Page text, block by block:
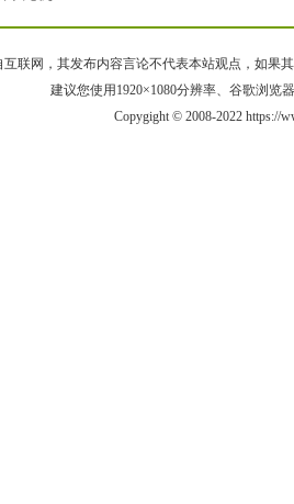
互联网，其发布内容言论不代表本站观点，如果
建议您使用1920×1080分辨率、谷歌浏览
Copygight © 2008-2022 https://